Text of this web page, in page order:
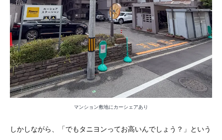
マンション敷地にカーシェアあり
しかしながら、「でもタニヨンってお高いんでしょう？」という